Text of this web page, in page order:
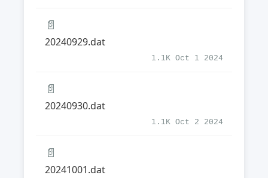
📄
20240929.dat
1.1K Oct 1 2024
📄
20240930.dat
1.1K Oct 2 2024
📄
20241001.dat